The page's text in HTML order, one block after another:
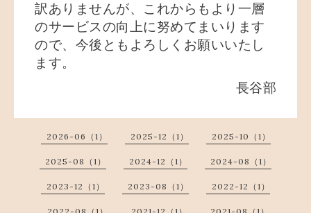
訳ありませんが、これからもより一層
のサービスの向上に努めてまいります
ので、今後ともよろしくお願いいたし
ます。
長谷部
2026-06（1） 2025-12（1） 2025-10（1）
2025-08（1） 2024-12（1） 2024-08（1）
2023-12（1） 2023-08（1） 2022-12（1）